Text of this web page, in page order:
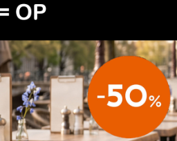
TERRASSTOEL ARIANE MET
ARM ZWART